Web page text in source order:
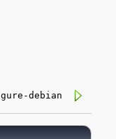
debian